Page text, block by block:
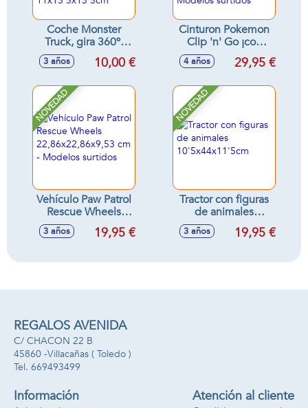
Coche Monster
Truck, gira 360º,
avanza con el
lateral, con modo
sonidos
11x15'5x13'5cm
3 años 10,00 €
Cinturon Pokemon
Clip 'n' Go ¡con
capacidad para 6
pokeballs! incluye
figura - Modelos
surtidos
4 años 29,95 €
NOVEDAD
Vehículo Paw Patrol
Rescue Wheels
22,86x22,86x9,53
cm - Modelos
3 años 19,95 €
NOVEDAD
Tractor con figuras
de animales
10'5x44x11'5cm
3 años 19,95 €
REGALOS AVENIDA
C/ CHACON 22 B
45860 -Villacañas ( Toledo )
669493499
Información Atención al cliente